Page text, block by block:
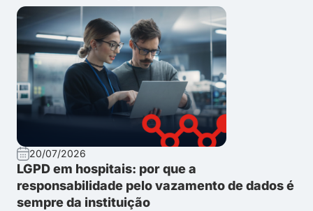
20/07/2026
LGPD em hospitais: por que a
responsabilidade pelo vazamento de dados é
sempre da instituição